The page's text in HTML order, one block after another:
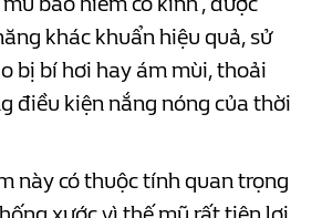
khác khuẩn hiệu quả, sử
bị bí hơi hay ám mùi, thoải
điều kiện nắng nóng của thời
này có thuộc tính quan trọng